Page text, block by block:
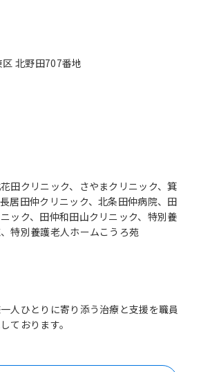
北野田707番地
田クリニック、さやまクリニック、箕
居田仲クリニック、北条田仲病院、田
ック、田仲和田山クリニック、特別養
特別養護老人ホームこうろ苑
人ひとりに寄り添う治療と支援を職員
ております。